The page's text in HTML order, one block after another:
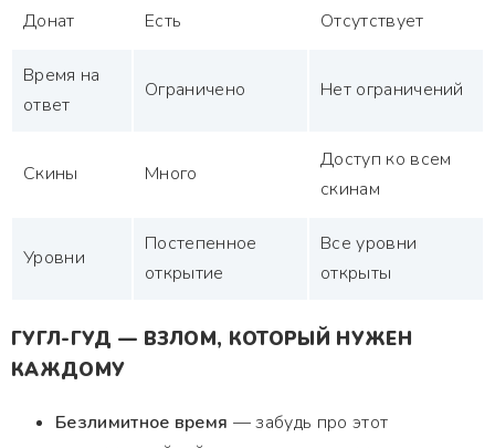
Донат Есть Отсутствует
Время на
ответ
Ограничено Нет ограничений
Скины Много
Доступ ко всем
скинам
Уровни
Постепенное
открытие
Все уровни
открыты
ГУГЛ-ГУД — ВЗЛОМ, КОТОРЫЙ НУЖЕН
КАЖДОМУ
Безлимитное время — забудь про этот